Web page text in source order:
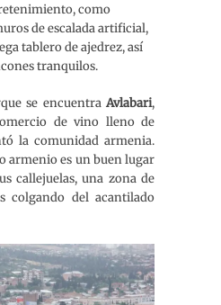
como
de escalada artificial,
tablero de ajedrez, así
tranquilos.
se encuentra Avlabari,
de vino lleno de
la comunidad armenia.
armenio es un buen lugar
callejuelas, una zona de
colgando del acantilado